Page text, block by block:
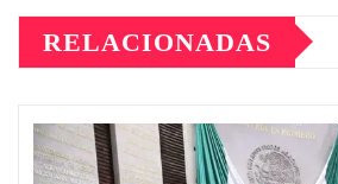
RELACIONADAS